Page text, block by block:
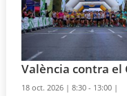
València contra el
18 oct. 2026 |8:30 - 13:00 |